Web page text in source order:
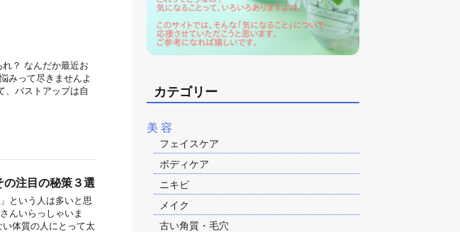
？ なんだか最近お
みって尽きませんよ
、バストアップは自
の注目の秘策３選
という人は多いと思
んいらっしゃいま
体質の人にとって太
カテゴリー
美 容
フェイスケア
ボディケア
ニキビ
メイク
古い角質・毛穴